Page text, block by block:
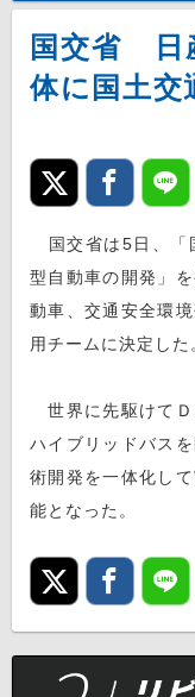
国交省 日
体に国土交
国交省は5日、「
型自動車の開発」
動車、交通安全環
用チームに決定した
世界に先駆けてＤ
ハイブリッドバス
術開発を一体化し
能となった。